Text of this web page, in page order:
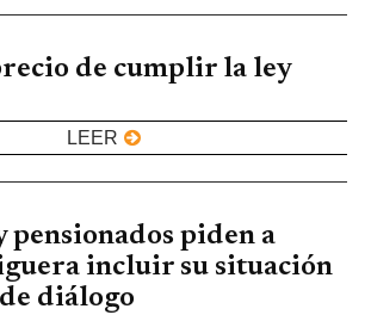
de cumplir la ley
LEER
pensionados piden a
incluir su situación
diálogo